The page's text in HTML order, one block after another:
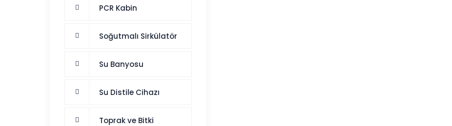
PCR Kabin
Soğutmalı Sirkülatör
Su Banyosu
Su Distile Cihazı
Toprak ve Bitki